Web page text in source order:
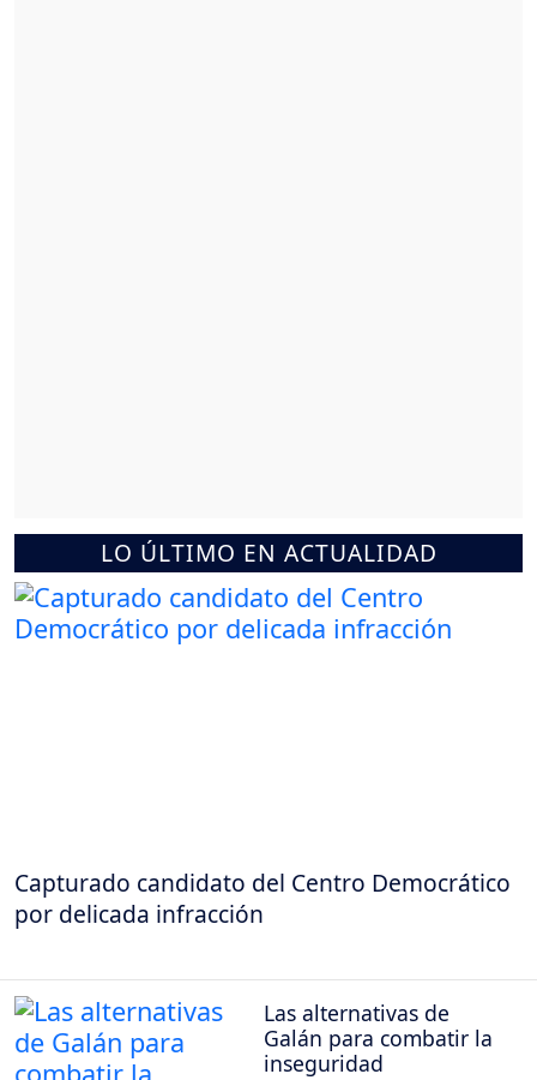
LO ÚLTIMO EN ACTUALIDAD
Capturado candidato del Centro Democrático
por delicada infracción
Las alternativas de
Galán para combatir la
inseguridad